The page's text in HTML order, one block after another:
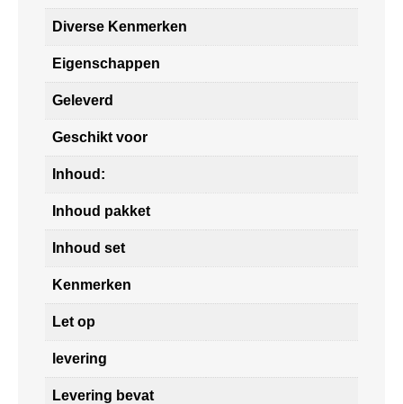
Diverse Kenmerken
Eigenschappen
Geleverd
Geschikt voor
Inhoud:
Inhoud pakket
Inhoud set
Kenmerken
Let op
levering
Levering bevat